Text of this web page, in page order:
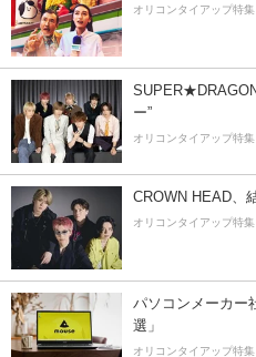
オリコンタイアップ特集
ー”
オリコンタイアップ特集
CROWN HEAD、
オリコンタイアップ特集
パソコンメーカー
選」
オリコンタイアップ特集